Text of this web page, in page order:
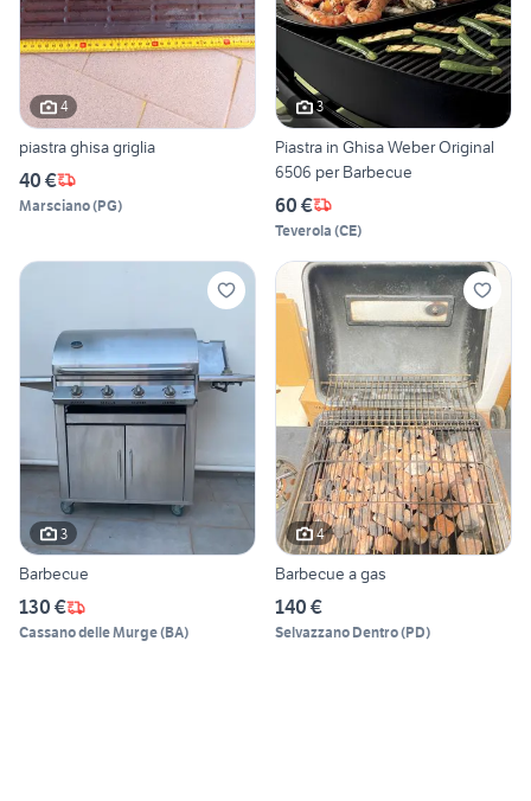
4
piastra ghisa griglia
40 €
Marsciano(PG)
3
Piastra in Ghisa Weber Original
6506 per Barbecue
60 €
Teverola (CE)
3
Barbecue
130 €
Cassano delle Murge(BA)
4
Barbecue a gas
140 €
Selvazzano Dentro(PD)